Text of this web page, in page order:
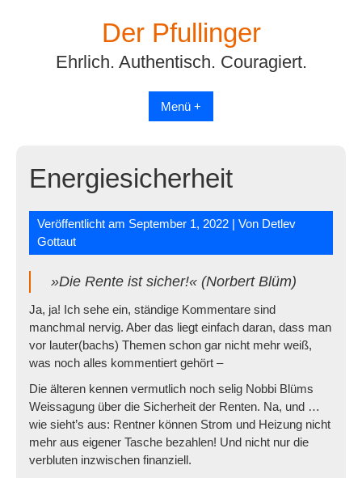
Der Pfullinger
Ehrlich. Authentisch. Couragiert.
Menü +
Energiesicherheit
Veröffentlicht am September 1, 2022 | Von Detlev
Gottaut
»Die Rente ist sicher!« (Norbert Blüm)
Ja, ja! Ich sehe ein, ständige Kommentare sind
manchmal nervig. Aber das liegt einfach daran, dass man
vor lauter(bachs) Themen schon gar nicht mehr weiß,
was noch alles kommentiert gehört –
Die älteren kennen vermutlich noch selig Nobbi Blüms
Weissagung über die Sicherheit der Renten. Na, und …
wie sieht’s aus: Rentner können Strom und Heizung nicht
mehr aus eigener Tasche bezahlen! Und nicht nur die
verbluten inzwischen finanziell.